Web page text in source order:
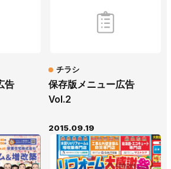
告
保存版メニュー広告
Vol.2
チラシ
2015.09.19